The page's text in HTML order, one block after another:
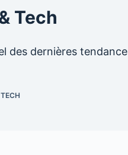
Tech
des dernières